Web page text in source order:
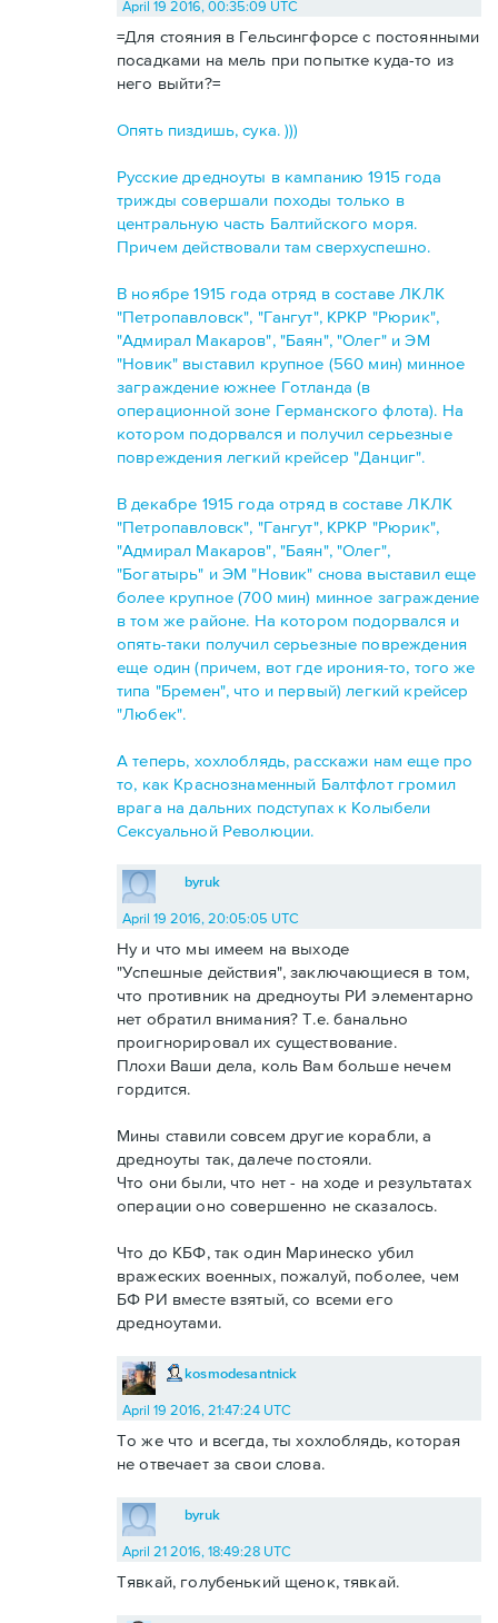
April 19 2016, 00:35:09 UTC
=Для стояния в Гельсингфорсе с постоянными
посадками на мель при попытке куда-то из
него выйти?=
Опять пиздишь, сука. )))
Русские дредноуты в кампанию 1915 года
трижды совершали походы только в
центральную часть Балтийского моря.
Причем действовали там сверхуспешно.
В ноябре 1915 года отряд в составе ЛКЛК
"Петропавловск", "Гангут", КРКР "Рюрик",
"Адмирал Макаров", "Баян", "Олег" и ЭМ
"Новик" выставил крупное (560 мин) минное
заграждение южнее Готланда (в
операционной зоне Германского флота). На
котором подорвался и получил серьезные
повреждения легкий крейсер "Данциг".
В декабре 1915 года отряд в составе ЛКЛК
"Петропавловск", "Гангут", КРКР "Рюрик",
"Адмирал Макаров", "Баян", "Олег",
"Богатырь" и ЭМ "Новик" снова выставил еще
более крупное (700 мин) минное заграждение
в том же районе. На котором подорвался и
опять-таки получил серьезные повреждения
еще один (причем, вот где ирония-то, того же
типа "Бремен", что и первый) легкий крейсер
"Любек".
А теперь, хохлоблядь, расскажи нам еще про
то, как Краснознаменный Балтфлот громил
врага на дальних подступах к Колыбели
Сексуальной Революции.
byruk
April 19 2016, 20:05:05 UTC
Ну и что мы имеем на выходе
"Успешные действия", заключающиеся в том,
что противник на дредноуты РИ элементарно
нет обратил внимания? Т.е. банально
проигнорировал их существование.
Плохи Ваши дела, коль Вам больше нечем
гордится.
Мины ставили совсем другие корабли, а
дредноуты так, далече постояли.
Что они были, что нет - на ходе и результатах
операции оно совершенно не сказалось.
Что до КБФ, так один Маринеско убил
вражеских военных, пожалуй, поболее, чем
БФ РИ вместе взятый, со всеми его
дредноутами.
kosmodesantnick
April 19 2016, 21:47:24 UTC
То же что и всегда, ты хохлоблядь, которая
не отвечает за свои слова.
byruk
April 21 2016, 18:49:28 UTC
Тявкай, голубенький щенок, тявкай.